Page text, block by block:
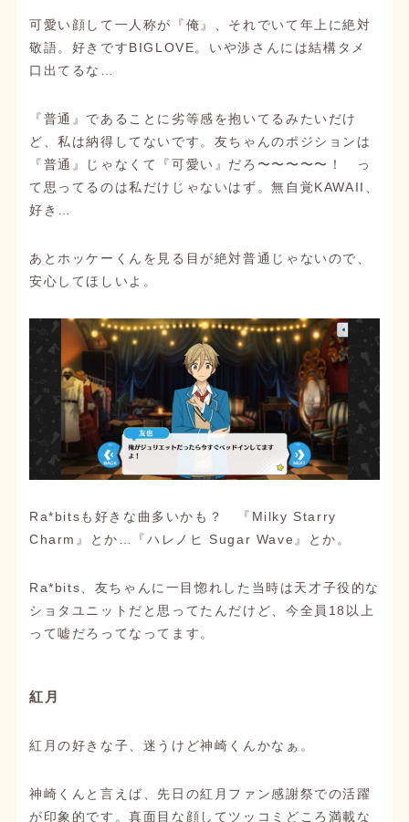
可愛い顔して一人称が『俺』、それでいて年上に絶対
敬語。好きですBIGLOVE。いや渉さんには結構タメ
口出てるな…
『普通』であることに劣等感を抱いてるみたいだけ
ど、私は納得してないです。友ちゃんのポジションは
『普通』じゃなくて『可愛い』だろ〜〜〜〜〜！ っ
て思ってるのは私だけじゃないはず。無自覚KAWAII、
好き…
あとホッケーくんを見る目が絶対普通じゃないので、
安心してほしいよ。
Ra*bitsも好きな曲多いかも？ 『Milky Starry
Charm』とか…『ハレノヒ Sugar Wave』とか。
Ra*bits、友ちゃんに一目惚れした当時は天才子役的な
ショタユニットだと思ってたんだけど、今全員18以上
って嘘だろってなってます。
紅月
紅月の好きな子、迷うけど神崎くんかなぁ。
神崎くんと言えば、先日の紅月ファン感謝祭での活躍
が印象的です。真面目な顔してツッコミどころ満載な